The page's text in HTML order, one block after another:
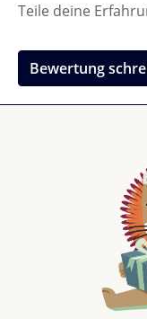
Teile deine
Bewertung